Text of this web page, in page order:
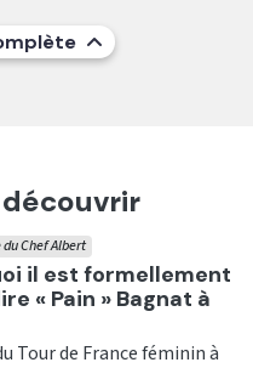
il est formellement
« Pain » Bagnat à
du Chef Albert
Tour de France féminin à